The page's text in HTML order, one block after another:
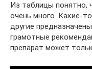
Из таблицы понятно,
очень много. Какие-
другие
грамотные
препарат может